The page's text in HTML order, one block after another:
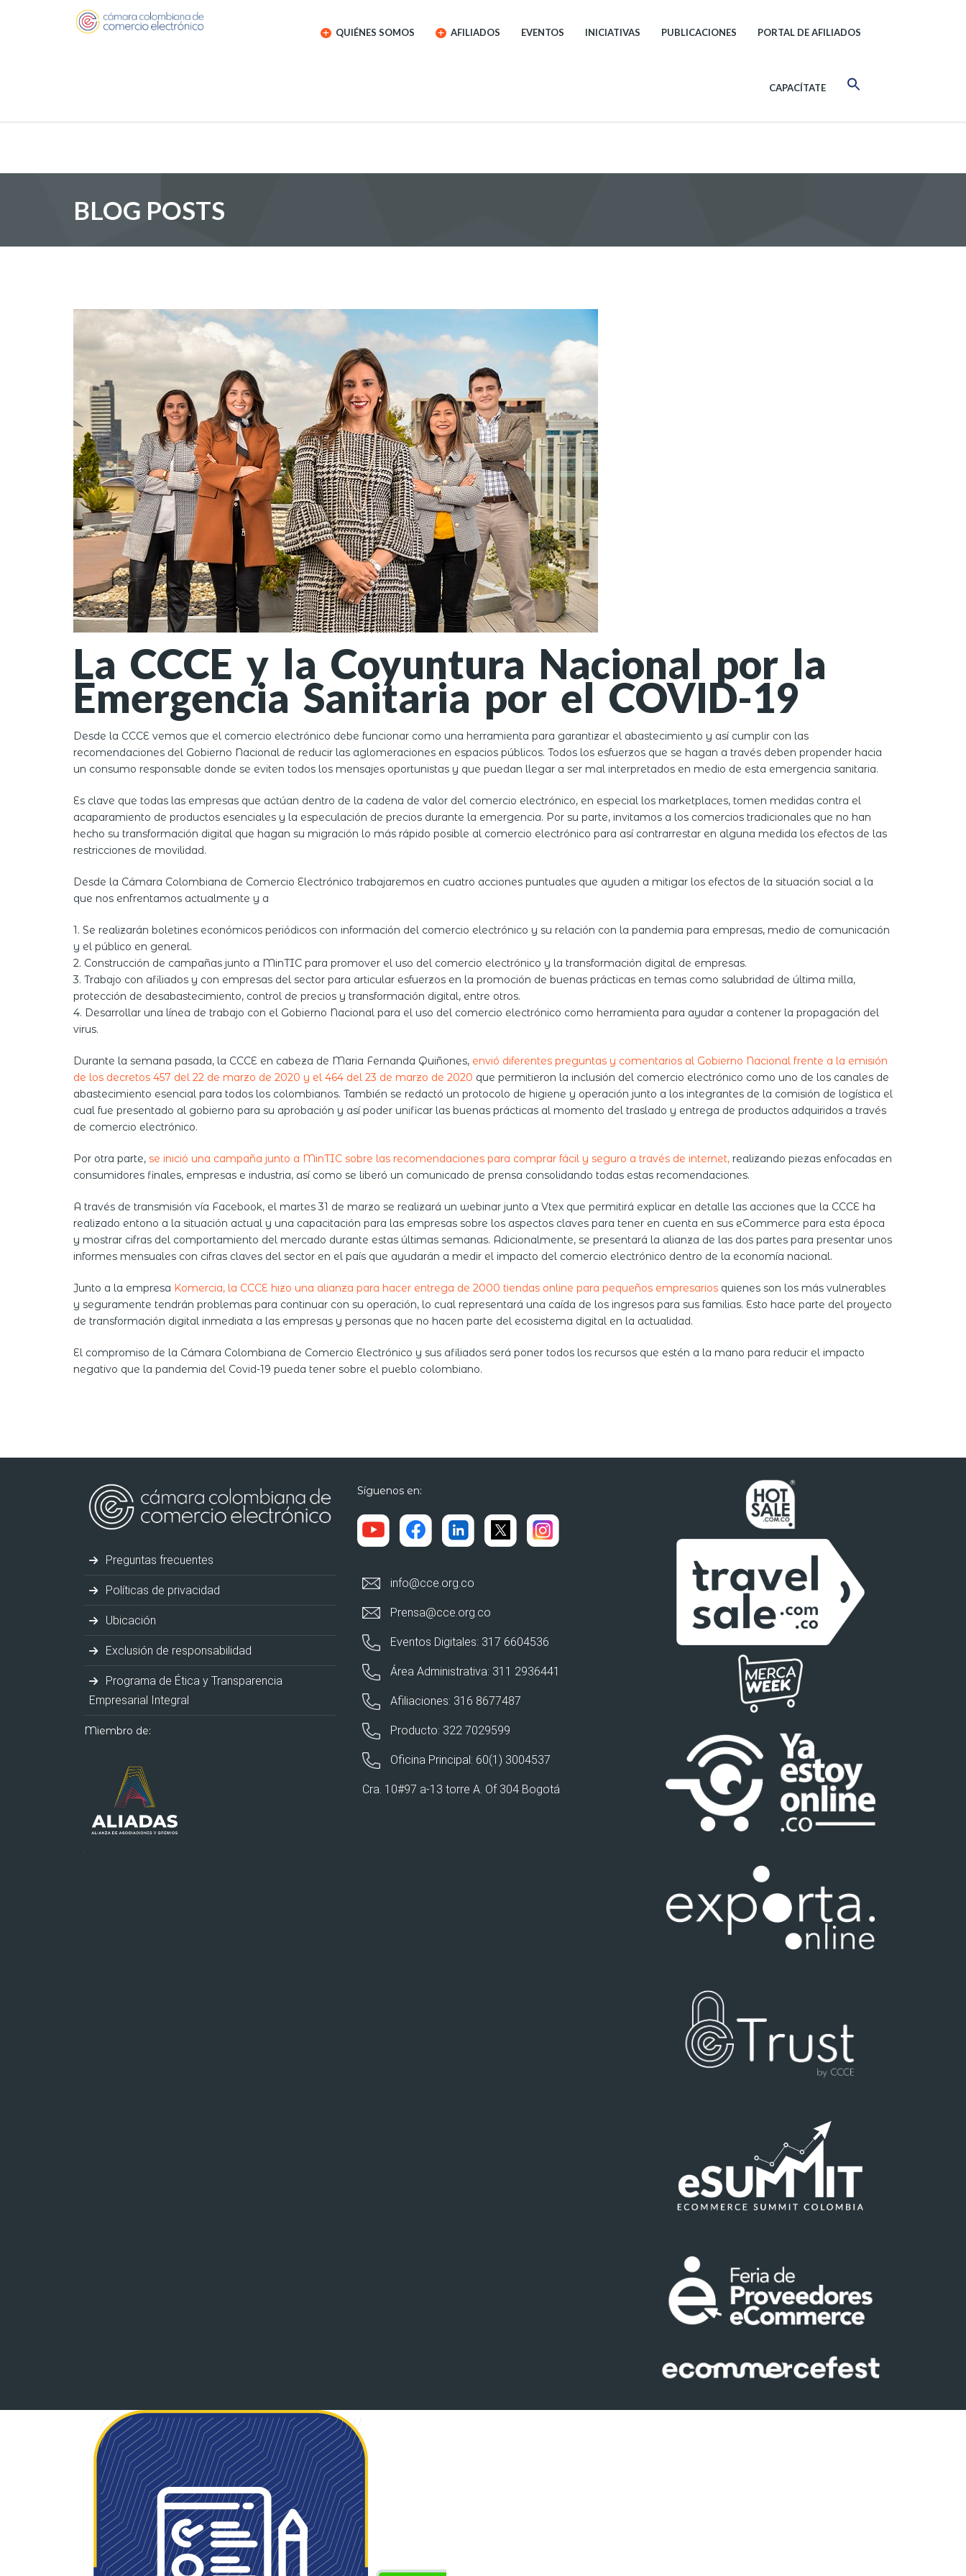
QUIÉNES SOMOS AFILIADOS EVENTOS INICIATIVAS PUBLICACIONES PORTAL DE AFILIADOS
CAPACÍTATE
BLOG POSTS
La CCCE y la Coyuntura Nacional por la
Emergencia Sanitaria por el COVID-19
Desde la CCCE vemos que el comercio electrónico debe funcionar como una herramienta para garantizar el abastecimiento y así cumplir con las
recomendaciones del Gobierno Nacional de reducir las aglomeraciones en espacios públicos. Todos los esfuerzos que se hagan a través deben propender hacia
un consumo responsable donde se eviten todos los mensajes oportunistas y que puedan llegar a ser mal interpretados en medio de esta emergencia sanitaria.
Es clave que todas las empresas que actúan dentro de la cadena de valor del comercio electrónico, en especial los marketplaces, tomen medidas contra el
acaparamiento de productos esenciales y la especulación de precios durante la emergencia. Por su parte, invitamos a los comercios tradicionales que no han
hecho su transformación digital que hagan su migración lo más rápido posible al comercio electrónico para así contrarrestar en alguna medida los efectos de las
restricciones de movilidad.
Desde la Cámara Colombiana de Comercio Electrónico trabajaremos en cuatro acciones puntuales que ayuden a mitigar los efectos de la situación social a la
que nos enfrentamos actualmente y a
1. Se realizarán boletines económicos periódicos con información del comercio electrónico y su relación con la pandemia para empresas, medio de comunicación
y el público en general.
2. Construcción de campañas junto a MinTIC para promover el uso del comercio electrónico y la transformación digital de empresas.
3. Trabajo con afiliados y con empresas del sector para articular esfuerzos en la promoción de buenas prácticas en temas como salubridad de última milla,
protección de desabastecimiento, control de precios y transformación digital, entre otros.
4. Desarrollar una línea de trabajo con el Gobierno Nacional para el uso del comercio electrónico como herramienta para ayudar a contener la propagación del
virus.
Durante la semana pasada, la CCCE en cabeza de Maria Fernanda Quiñones, envió diferentes preguntas y comentarios al Gobierno Nacional frente a la emisión
de los decretos 457 del 22 de marzo de 2020 y el 464 del 23 de marzo de 2020 que permitieron la inclusión del comercio electrónico como uno de los canales de
abastecimiento esencial para todos los colombianos. También se redactó un protocolo de higiene y operación junto a los integrantes de la comisión de logística el
cual fue presentado al gobierno para su aprobación y así poder unificar las buenas prácticas al momento del traslado y entrega de productos adquiridos a través
de comercio electrónico.
Por otra parte, se inició una campaña junto a MinTIC sobre las recomendaciones para comprar fácil y seguro a través de internet, realizando piezas enfocadas en
consumidores finales, empresas e industria, así como se liberó un comunicado de prensa consolidando todas estas recomendaciones.
A través de transmisión vía Facebook, el martes 31 de marzo se realizará un webinar junto a Vtex que permitirá explicar en detalle las acciones que la CCCE ha
realizado entono a la situación actual y una capacitación para las empresas sobre los aspectos claves para tener en cuenta en sus eCommerce para esta época
y mostrar cifras del comportamiento del mercado durante estas últimas semanas. Adicionalmente, se presentará la alianza de las dos partes para presentar unos
informes mensuales con cifras claves del sector en el país que ayudarán a medir el impacto del comercio electrónico dentro de la economía nacional.
Junto a la empresa Komercia, la CCCE hizo una alianza para hacer entrega de 2000 tiendas online para pequeños empresarios quienes son los más vulnerables
y seguramente tendrán problemas para continuar con su operación, lo cual representará una caída de los ingresos para sus familias. Esto hace parte del proyecto
de transformación digital inmediata a las empresas y personas que no hacen parte del ecosistema digital en la actualidad.
El compromiso de la Cámara Colombiana de Comercio Electrónico y sus afiliados será poner todos los recursos que estén a la mano para reducir el impacto
negativo que la pandemia del Covid-19 pueda tener sobre el pueblo colombiano.
Preguntas frecuentes
Políticas de privacidad
Ubicación
Exclusión de responsabilidad
Programa de Ética y Transparencia
Empresarial Integral
Miembro de:
Síguenos en:
info@cce.org.co
Prensa@cce.org.co
Eventos Digitales: 317 6604536
Área Administrativa: 311 2936441
Afiliaciones: 316 8677487
Producto: 322 7029599
Oficina Principal: 60(1) 3004537
Cra. 10#97 a-13 torre A. Of 304 Bogotá